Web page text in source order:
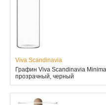
Viva Scandinavia
Графин Viva Scandinavia
прозрачный, черный